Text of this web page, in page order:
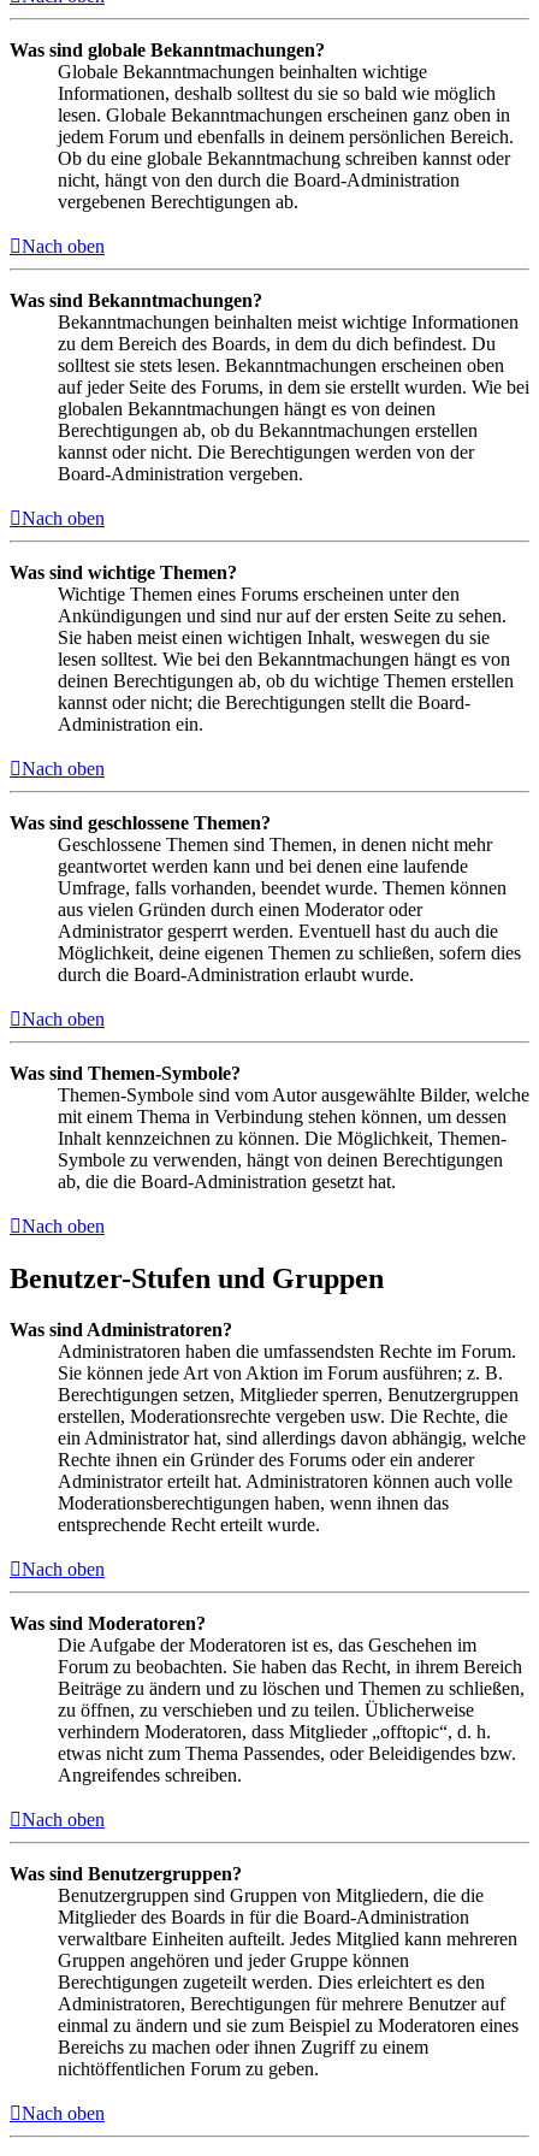
Was sind globale Bekanntmachungen?
Globale Bekanntmachungen beinhalten wichtige
Informationen, deshalb solltest du sie so bald wie möglich
lesen. Globale Bekanntmachungen erscheinen ganz oben in
jedem Forum und ebenfalls in deinem persönlichen Bereich.
Ob du eine globale Bekanntmachung schreiben kannst oder
nicht, hängt von den durch die Board-Administration
vergebenen Berechtigungen ab.
Nach oben
Was sind Bekanntmachungen?
Bekanntmachungen beinhalten meist wichtige Informationen
zu dem Bereich des Boards, in dem du dich befindest. Du
solltest sie stets lesen. Bekanntmachungen erscheinen oben
auf jeder Seite des Forums, in dem sie erstellt wurden. Wie bei
globalen Bekanntmachungen hängt es von deinen
Berechtigungen ab, ob du Bekanntmachungen erstellen
kannst oder nicht. Die Berechtigungen werden von der
Board-Administration vergeben.
Nach oben
Was sind wichtige Themen?
Wichtige Themen eines Forums erscheinen unter den
Ankündigungen und sind nur auf der ersten Seite zu sehen.
Sie haben meist einen wichtigen Inhalt, weswegen du sie
lesen solltest. Wie bei den Bekanntmachungen hängt es von
deinen Berechtigungen ab, ob du wichtige Themen erstellen
kannst oder nicht; die Berechtigungen stellt die Board-
Administration ein.
Nach oben
Was sind geschlossene Themen?
Geschlossene Themen sind Themen, in denen nicht mehr
geantwortet werden kann und bei denen eine laufende
Umfrage, falls vorhanden, beendet wurde. Themen können
aus vielen Gründen durch einen Moderator oder
Administrator gesperrt werden. Eventuell hast du auch die
Möglichkeit, deine eigenen Themen zu schließen, sofern dies
durch die Board-Administration erlaubt wurde.
Nach oben
Was sind Themen-Symbole?
Themen-Symbole sind vom Autor ausgewählte Bilder, welche
mit einem Thema in Verbindung stehen können, um dessen
Inhalt kennzeichnen zu können. Die Möglichkeit, Themen-
Symbole zu verwenden, hängt von deinen Berechtigungen
ab, die die Board-Administration gesetzt hat.
Nach oben
Benutzer-Stufen und Gruppen
Was sind Administratoren?
Administratoren haben die umfassendsten Rechte im Forum.
Sie können jede Art von Aktion im Forum ausführen; z. B.
Berechtigungen setzen, Mitglieder sperren, Benutzergruppen
erstellen, Moderationsrechte vergeben usw. Die Rechte, die
ein Administrator hat, sind allerdings davon abhängig, welche
Rechte ihnen ein Gründer des Forums oder ein anderer
Administrator erteilt hat. Administratoren können auch volle
Moderationsberechtigungen haben, wenn ihnen das
entsprechende Recht erteilt wurde.
Nach oben
Was sind Moderatoren?
Die Aufgabe der Moderatoren ist es, das Geschehen im
Forum zu beobachten. Sie haben das Recht, in ihrem Bereich
Beiträge zu ändern und zu löschen und Themen zu schließen,
zu öffnen, zu verschieben und zu teilen. Üblicherweise
verhindern Moderatoren, dass Mitglieder „offtopic“, d. h.
etwas nicht zum Thema Passendes, oder Beleidigendes bzw.
Angreifendes schreiben.
Nach oben
Was sind Benutzergruppen?
Benutzergruppen sind Gruppen von Mitgliedern, die die
Mitglieder des Boards in für die Board-Administration
verwaltbare Einheiten aufteilt. Jedes Mitglied kann mehreren
Gruppen angehören und jeder Gruppe können
Berechtigungen zugeteilt werden. Dies erleichtert es den
Administratoren, Berechtigungen für mehrere Benutzer auf
einmal zu ändern und sie zum Beispiel zu Moderatoren eines
Bereichs zu machen oder ihnen Zugriff zu einem
nichtöffentlichen Forum zu geben.
Nach oben